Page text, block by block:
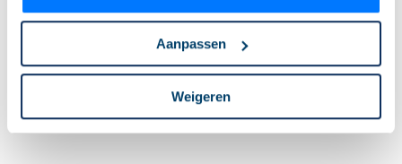
Aanpassen
Weigeren
Maar niet zomaar meer tekst.